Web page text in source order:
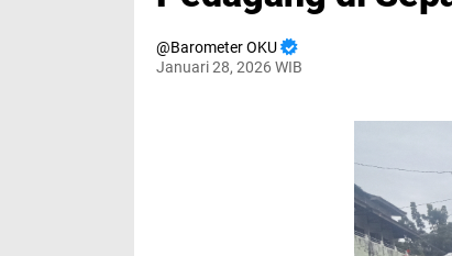
Barometer OKU
Januari 28, 2026 WIB